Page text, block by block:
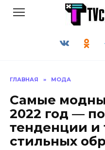
ГЛАВНАЯ » МОДА
Самые
2022 год —
тенденции и
стильных